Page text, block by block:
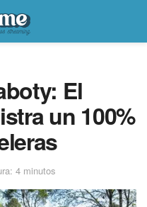
El
un 100%
4 minutos